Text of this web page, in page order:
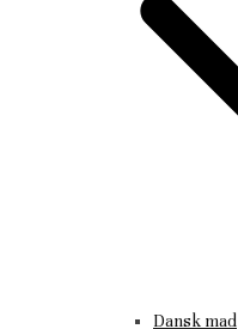
Dansk mad